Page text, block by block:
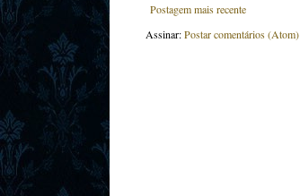
Postagem mais recente
Assinar:Postar comentários (Atom)